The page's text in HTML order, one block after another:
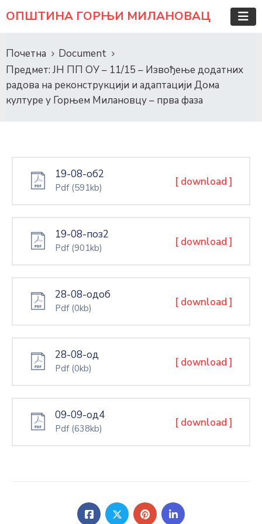
ОПШТИНА ГОРЊИ МИЛАНОВАЦ
Почетна
Document
Предмет: ЈН ПП ОУ – 11/15 – Извођење додатних
радова на реконструкцији и адаптацији Дома
културе у Горњем Милановцу – прва фаза
19-08-об2
Pdf (591kb) [ download ]
19-08-поз2
Pdf (901kb) [ download ]
28-08-одоб
Pdf (0kb) [ download ]
28-08-од
Pdf (0kb) [ download ]
09-09-од4
Pdf (638kb) [ download ]